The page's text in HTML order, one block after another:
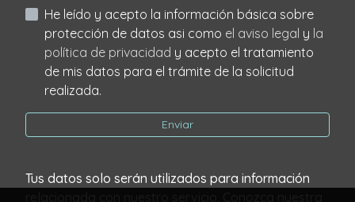
He leído y acepto la información básica sobre
protección de datos asi como el aviso legal y la
política de privacidad y acepto el tratamiento
de mis datos para el trámite de la solicitud
realizada.
Enviar
Tus datos solo serán utilizados para información